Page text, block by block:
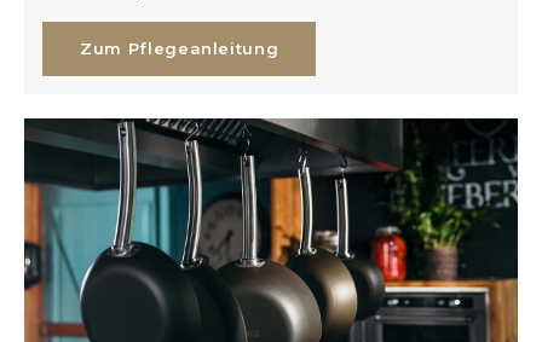
Zum Pflegeanleitung